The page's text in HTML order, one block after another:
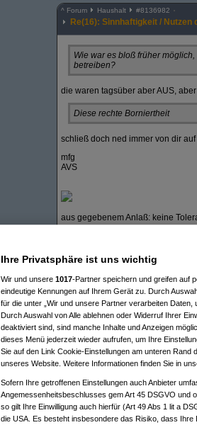
^ Forum Haushalt #8136982
Re(16): Sinnhaftigkeit /
Wie war es bloß früher
betreiben?
die waren tagsüber aber AUS,
Diese rechte Borniertheit
schließ doch ned immer von dir
mfg
AVS
aus gegebenem Anlaß: keine
Re(17): Sinnhaftigkeit /
Re(18): Sinnhaftigkeit /
Re(15): Sinnhaftigkeit / Nutzen der
Re(16): Sinnhaftigkeit / Nutzen
Re(17): Sinnhaftigkeit /
Re(18): Sinnhaftigkeit /
Re(19): Sinnhaftigkeit /
Re(17): Sinnhaftigkeit /
Re(18): Sinnhaftigkeit /
Re(19): Sinnhaftigkeit /
Re(20): Sinnhaftigkeit
Re(21):
Re(22):
Ihre Privatsphäre ist uns wichtig
Wir und unsere 1017-Partner speichern und greifen auf
eindeutige Kennungen auf Ihrem Gerät zu. Durch
für die unter „Wir und unsere Partner verarbeiten
Durch Auswahl von Alle ablehnen oder Widerruf Ihrer
deaktiviert sind, sind manche Inhalte und Anzeigen
dieses Menü jederzeit wieder aufrufen, um Ihre
Sie auf den Link Cookie-Einstellungen am unteren Rand
unseres Website. Weitere Informationen finden Sie in
Sofern Ihre getroffenen Einstellungen auch Anbieter
Angemessenheitsbeschlusses gem Art 45 DSGVO und
so gilt Ihre Einwilligung auch hierfür (Art 49 Abs 1 lit a
die USA. Es besteht insbesondere das Risiko, dass